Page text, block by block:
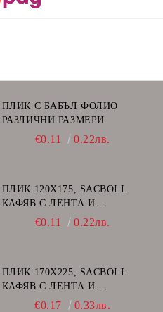
ПЛИК С БАБЪЛ ФОЛИО
РАЗЛИЧНИ РАЗМЕРИ
€0.11 0.22лв.
ПЛИК 120Х175, SACBOLL
КАФЯВ С ЛЕНТА И
ВЪЗДУШНИ МЕХУРИ - А/11
€0.11 0.22лв.
ПЛИК 170Х225, SACBOLL
КАФЯВ С ЛЕНТА И
ВЪЗДУШНИ МЕХУРИ - C/13
€0.17 0.33лв.